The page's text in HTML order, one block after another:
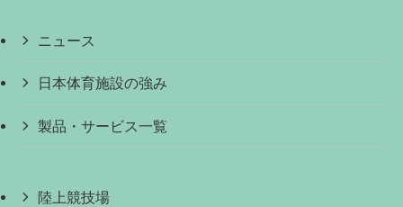
ニュース
日本体育施設の強み
製品・サービス一覧
陸上競技場